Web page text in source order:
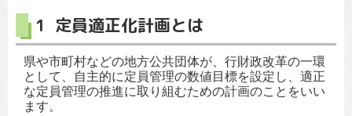
1 定員適正化計画とは
県や市町村などの地方公共団体が、行財政改革の一環
として、自主的に定員管理の数値目標を設定し、適正
な定員管理の推進に取り組むための計画のことをいい
ます。